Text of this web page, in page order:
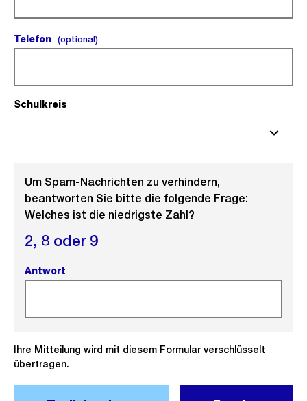
Telefon (optional)(optional).
Schulkreis
Um Spam-Nachrichten zu verhindern,
beantworten Sie bitte die folgende Frage:
Welches ist die niedrigste Zahl?
2, 8 oder 9
Antwort
Ihre Mitteilung wird mit diesem Formular verschlüsselt
übertragen.